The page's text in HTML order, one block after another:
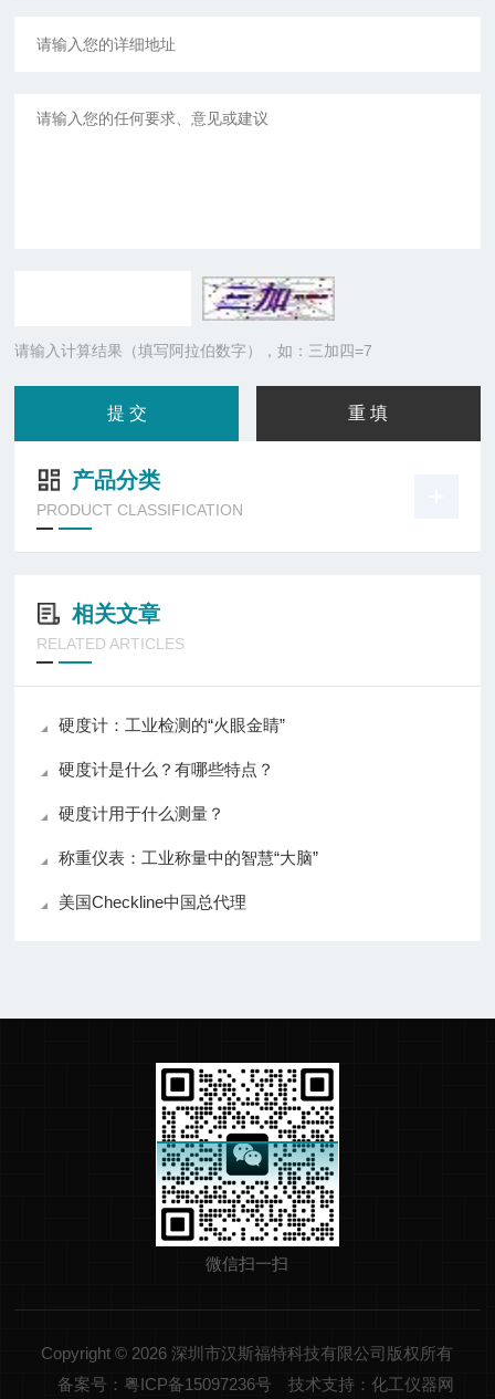
请输入计算结果（填写阿拉伯数字），如：三加四=7
产品分类
PRODUCT CLASSIFICATION
相关文章
RELATED ARTICLES
硬度计：工业检测的“火眼金睛”
硬度计是什么？有哪些特点？
硬度计用于什么测量？
称重仪表：工业称量中的智慧“大脑”
美国Checkline中国总代理
微信扫一扫
Copyright © 2026 深圳市汉斯福特科技有限公司版权所有
备案号：粤ICP备15097236号
技术支持：化工仪器网